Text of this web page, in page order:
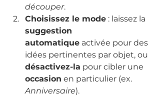
découper.
Choisissez le mode : laissez la
suggestion
automatique activée pour des
idées pertinentes par objet, ou
désactivez-la pour cibler une
occasion en particulier (ex.
Anniversaire).